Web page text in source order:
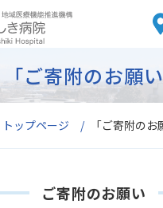
トップページ 「ご寄附のお
「ご寄附のお願い
ご寄附のお願い